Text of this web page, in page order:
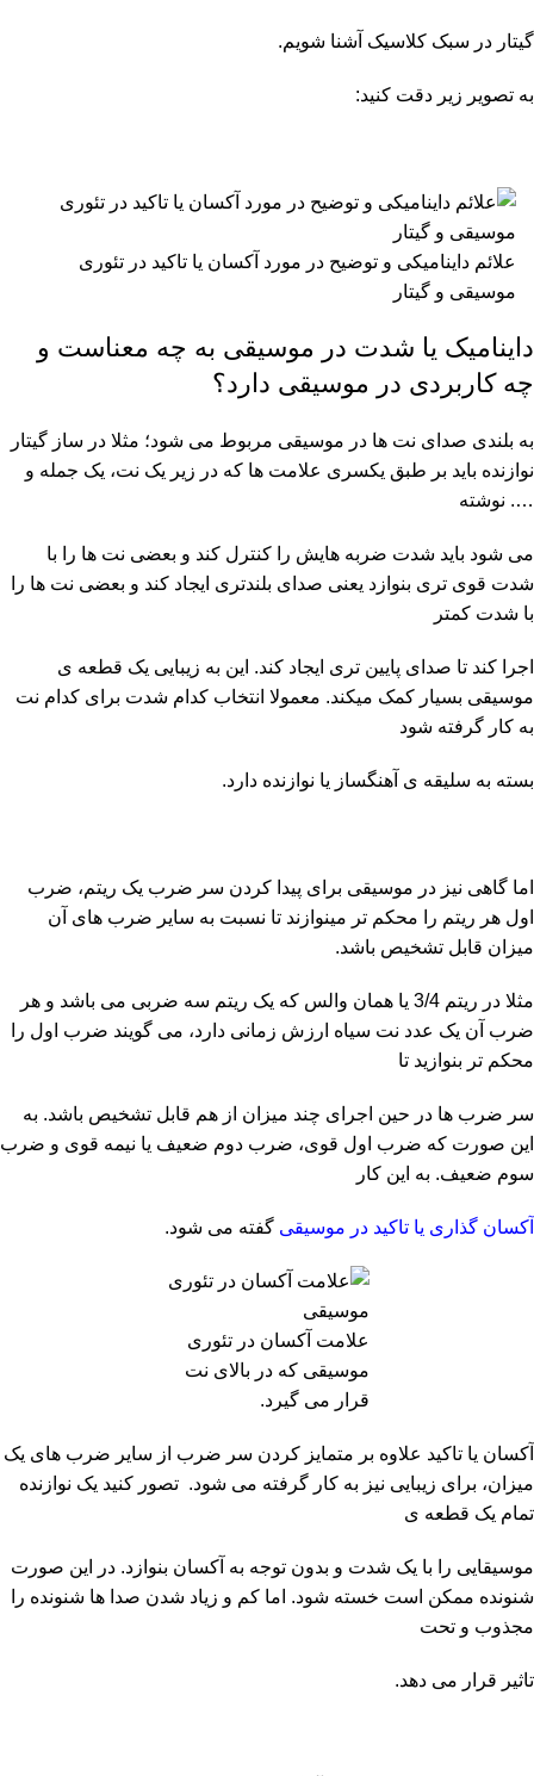
گیتار در سبک کلاسیک آشنا شویم.
به تصویر زیر دقت کنید:
علائم داینامیکی و توضیح در مورد آکسان یا تاکید در تئوری
موسیقی و گیتار
داینامیک یا شدت در موسیقی به چه معناست و
چه کاربردی در موسیقی دارد؟
به بلندی صدای نت ها در موسیقی مربوط می شود؛ مثلا در ساز گیتار
نوازنده باید بر طبق یکسری علامت ها که در زیر یک نت، یک جمله و
…. نوشته
می شود باید شدت ضربه هایش را کنترل کند و بعضی نت ها را با
شدت قوی تری بنوازد یعنی صدای بلندتری ایجاد کند و بعضی نت ها را
با شدت کمتر
اجرا کند تا صدای پایین تری ایجاد کند. این به زیبایی یک قطعه ی
موسیقی بسیار کمک میکند. معمولا انتخاب کدام شدت برای کدام نت
به کار گرفته شود
بسته به سلیقه ی آهنگساز یا نوازنده دارد.
اما گاهی نیز در موسیقی برای پیدا کردن سر ضرب یک ریتم، ضرب
اول هر ریتم را محکم تر مینوازند تا نسبت به سایر ضرب های آن
میزان قابل تشخیص باشد.
مثلا در ریتم 3/4 یا همان والس که یک ریتم سه ضربی می باشد و هر
ضرب آن یک عدد نت سیاه ارزش زمانی دارد، می گویند ضرب اول را
محکم تر بنوازید تا
سر ضرب ها در حین اجرای چند میزان از هم قابل تشخیص باشد. به
این صورت که ضرب اول قوی، ضرب دوم ضعیف یا نیمه قوی و ضرب
سوم ضعیف. به این کار
آکسان گذاری یا تاکید در موسیقی گفته می شود.
علامت آکسان در تئوری
موسیقی که در بالای نت
قرار می گیرد.
آکسان یا تاکید علاوه بر متمایز کردن سر ضرب از سایر ضرب های یک
میزان، برای زیبایی نیز به کار گرفته می شود. تصور کنید یک نوازنده
تمام یک قطعه ی
موسیقایی را با یک شدت و بدون توجه به آکسان بنوازد. در این صورت
شنونده ممکن است خسته شود. اما کم و زیاد شدن صدا ها شنونده را
مجذوب و تحت
تاثیر قرار می دهد.